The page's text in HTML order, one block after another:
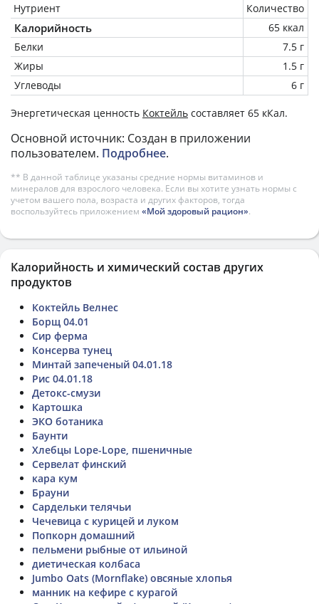
Нутриент
Количество
Калорийность
65 ккал
Белки
7.5 г
Жиры
1.5 г
Углеводы
6 г
Энергетическая ценность Коктейль составляет 65 кКал.
Основной источник: Создан в приложении
пользователем. Подробнее.
** В данной таблице указаны средние нормы витаминов и
минералов для взрослого человека. Если вы хотите узнать нормы с
учетом вашего пола, возраста и других факторов, тогда
воспользуйтесь приложением «Мой здоровый рацион».
Калорийность и химический состав других
продуктов
Коктейль Велнес
Борщ 04.01
Сир ферма
Консерва тунец
Минтай запеченый 04.01.18
Рис 04.01.18
Детокс-смузи
Картошка
ЭКО ботаника
Баунти
Хлебцы Lope-Lope, пшеничные
Сервелат финский
кара кум
Брауни
Сардельки телячьи
Чечевица с курицей и луком
Попкорн домашний
пельмени рыбные от ильиной
диетическая колбаса
Jumbo Oats (Mornflake) овсяные хлопья
манник на кефире с курагой